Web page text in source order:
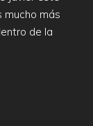
mucho más
de la